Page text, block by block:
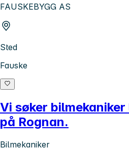
FAUSKEBYGG AS
Sted
Fauske
Vi søker
på Rognan.
Bilmekaniker